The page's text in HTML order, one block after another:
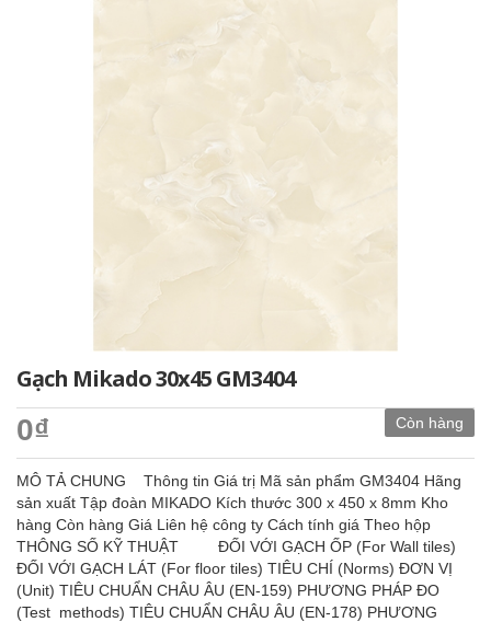
Gạch Mikado 30x45 GM3404
Còn hàng
0₫
MÔ TẢ CHUNG Thông tin Giá trị Mã sản phẩm GM3404 Hãng
sản xuất Tập đoàn MIKADO Kích thước 300 x 450 x 8mm Kho
hàng Còn hàng Giá Liên hệ công ty Cách tính giá Theo hộp
THÔNG SỐ KỸ THUẬT ĐỐI VỚI GẠCH ỐP (For Wall tiles)
ĐỐI VỚI GẠCH LÁT (For floor tiles) TIÊU CHÍ (Norms) ĐƠN VỊ
(Unit) TIÊU CHUẨN CHÂU ÂU (EN-159) PHƯƠNG PHÁP ĐO
(Test methods) TIÊU CHUẨN CHÂU ÂU (EN-178) PHƯƠNG